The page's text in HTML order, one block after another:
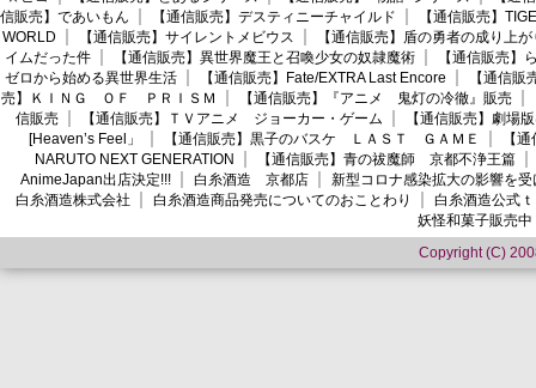
信販売】であいもん
【通信販売】デスティニーチャイルド
【通信販売】
WORLD
【通信販売】サイレントメビウス
【通信販売】盾の勇者の成り上が
イムだった件
【通信販売】異世界魔王と召喚少女の奴隷魔術
【通信販売】
ゼロから始める異世界生活
【通信販売】Fate/EXTRA Last Encore
【通信
売】ＫＩＮＧ ＯＦ ＰＲＩＳＭ
【通信販売】『アニメ 鬼灯の冷徹』販売
信販売
【通信販売】ＴＶアニメ ジョーカー・ゲーム
【通信販売】劇場
[Heaven’s Feel」
【通信販売】黒子のバスケ ＬＡＳＴ ＧＡＭＥ
【
NARUTO NEXT GENERATION
【通信販売】青の祓魔師 京都不浄王篇
AnimeJapan出店決定!!!
白糸酒造 京都店
新型コロナ感染拡大の影響を
白糸酒造株式会社
白糸酒造商品発売についてのおことわり
白糸酒造公式
妖怪和菓子販売中
Copyright (C)